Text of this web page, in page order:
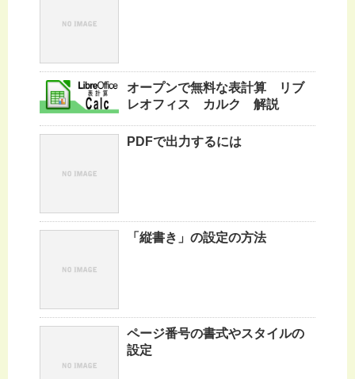
オープンで無料な表計算 リブ
レオフィス カルク 解説
PDFで出力するには
「縦書き」の設定の方法
ページ番号の書式やスタイルの
設定